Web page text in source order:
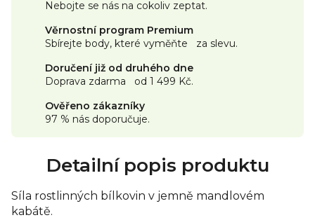
Nebojte se nás na cokoliv zeptat.
Věrnostní program Premium
Sbírejte body, které vyměňte za slevu.
Doručení již od druhého dne
Doprava zdarma od 1 499 Kč.
Ověřeno zákazníky
97 % nás doporučuje.
Detailní popis produktu
Síla rostlinných bílkovin v jemně mandlovém
kabátě.